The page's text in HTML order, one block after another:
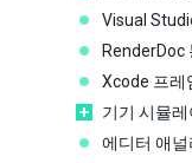
Visual
RenderDoc
Xcode 프레
기기 시뮬레
에디터 애널